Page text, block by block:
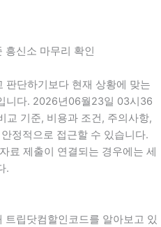
신소 마무리 확인
판단하기보다 현재 상황에 맞는
니다. 2026년06월23일 03시36
교 기준, 비용과 조건, 주의사항,
정적으로 접근할 수 있습니다.
료 제출이 연결되는 경우에는 세
.
립닷컴할인코드를 알아보고 있